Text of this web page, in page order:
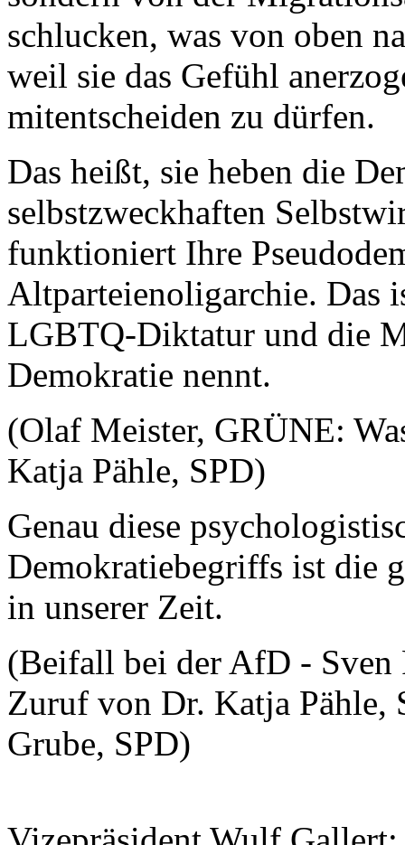
schlucken, was von oben
weil sie das Gefühl
mitentscheiden zu dürfen.
Das heißt, sie heben die
selbstzweckhaften
funktioniert Ihre
Altparteienoligarchie. Das
LGBTQ-Diktatur und die
Demokratie nennt.
(Olaf Meister, GRÜNE:
Katja Pähle, SPD)
Genau diese
Demokratiebegriffs ist die
in unserer Zeit.
(Beifall bei der AfD -
Zuruf von Dr. Katja
Grube, SPD)